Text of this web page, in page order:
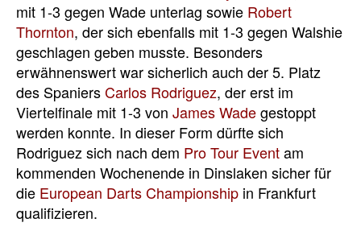
mit 1-3 gegen Wade unterlag sowie Robert
Thornton, der sich ebenfalls mit 1-3 gegen Walshie
geschlagen geben musste. Besonders
erwähnenswert war sicherlich auch der 5. Platz
des SpaniersCarlos Rodriguez, der erst im
Viertelfinale mit 1-3 von James Wadegestoppt
werden konnte. In dieser Form dürfte sich
Rodriguez sich nach dem Pro Tour Eventam
kommenden Wochenende in Dinslaken sicher für
die European Darts Championship in Frankfurt
qualifizieren.